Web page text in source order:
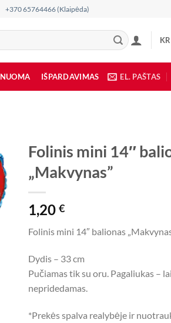
+370 65764466 (Klaipėda)
NUOMA IŠPARDAVIMAS EL. PAŠTAS
Folinis mini 14″
„Makvynas”
1,20€
Folinis mini 14″ balionas
Dydis – 33 cm
Pučiamas tik su oru. Pagaliukas –
nepridedamas.
*Prekės spalva realybėje ir